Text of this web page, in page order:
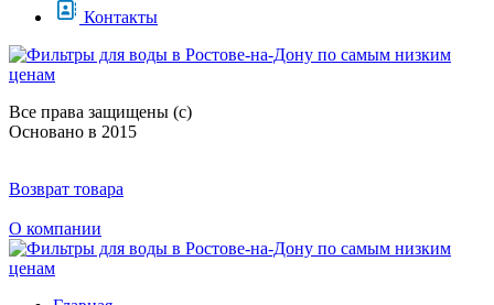
Контакты
Все права защищены (с)
Основано в 2015
Возврат товара
О компании